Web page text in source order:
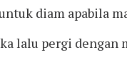
diam apabila
lalu pergi dengan